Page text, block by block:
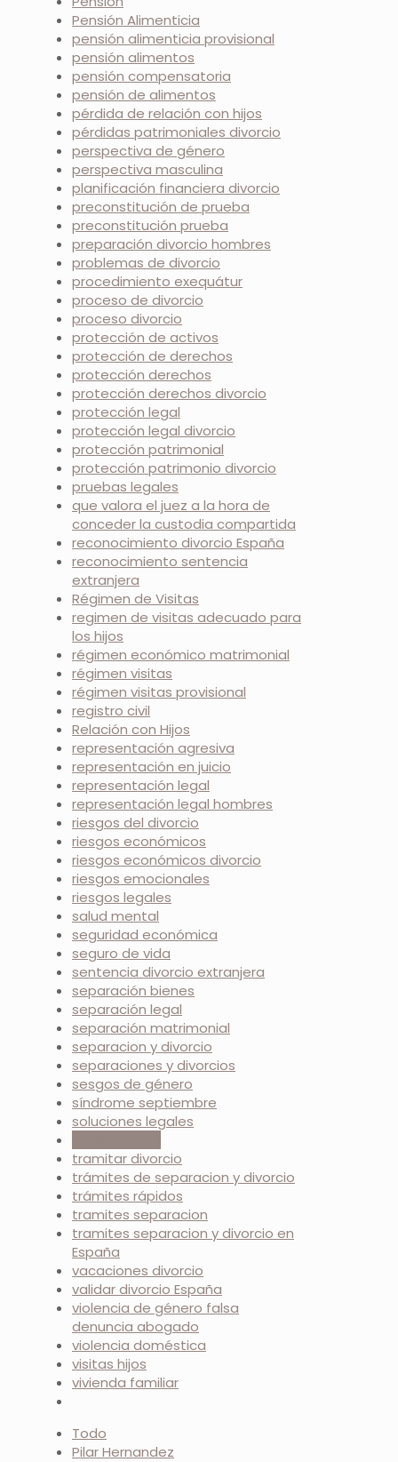
Pensión Alimenticia
pensión alimenticia provisional
pensión alimentos
pensión compensatoria
pensión de alimentos
pérdida de relación con hijos
pérdidas patrimoniales divorcio
perspectiva de género
perspectiva masculina
planificación financiera divorcio
preconstitución de prueba
preconstitución prueba
preparación divorcio hombres
problemas de divorcio
procedimiento exequátur
proceso de divorcio
proceso divorcio
protección de activos
protección de derechos
protección derechos
protección derechos divorcio
protección legal
protección legal divorcio
protección patrimonial
protección patrimonio divorcio
pruebas legales
que valora el juez a la hora de
conceder la custodia compartida
reconocimiento divorcio España
reconocimiento sentencia
extranjera
Régimen de Visitas
regimen de visitas adecuado para
los hijos
régimen económico matrimonial
régimen visitas
régimen visitas provisional
registro civil
Relación con Hijos
representación agresiva
representación en juicio
representación legal
representación legal hombres
riesgos del divorcio
riesgos económicos
riesgos económicos divorcio
riesgos emocionales
riesgos legales
salud mental
seguridad económica
seguro de vida
sentencia divorcio extranjera
separación bienes
separación legal
separación matrimonial
separacion y divorcio
separaciones y divorcios
sesgos de género
síndrome septiembre
soluciones legales
tramitar divorcio
trámites de separacion y divorcio
trámites rápidos
tramites separacion
tramites separacion y divorcio en
España
vacaciones divorcio
validar divorcio España
violencia de género falsa
denuncia abogado
violencia doméstica
visitas hijos
vivienda familiar
Todo
Pilar Hernandez